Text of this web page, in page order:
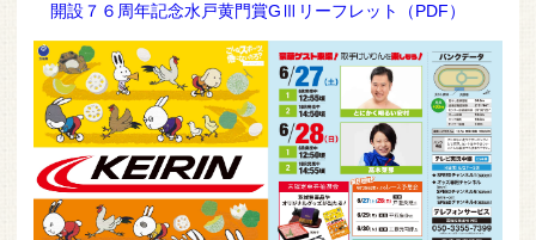
開設７６周年記念水戸黄門賞GⅢリーフレット（PDF）